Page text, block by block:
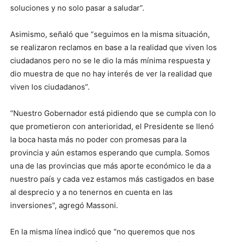
soluciones y no solo pasar a saludar”.
Asimismo, señaló que “seguimos en la misma situación,
se realizaron reclamos en base a la realidad que viven los
ciudadanos pero no se le dio la más mínima respuesta y
dio muestra de que no hay interés de ver la realidad que
viven los ciudadanos”.
“Nuestro Gobernador está pidiendo que se cumpla con lo
que prometieron con anterioridad, el Presidente se llenó
la boca hasta más no poder con promesas para la
provincia y aún estamos esperando que cumpla. Somos
una de las provincias que más aporte económico le da a
nuestro país y cada vez estamos más castigados en base
al desprecio y a no tenernos en cuenta en las
inversiones”, agregó Massoni.
En la misma línea indicó que “no queremos que nos